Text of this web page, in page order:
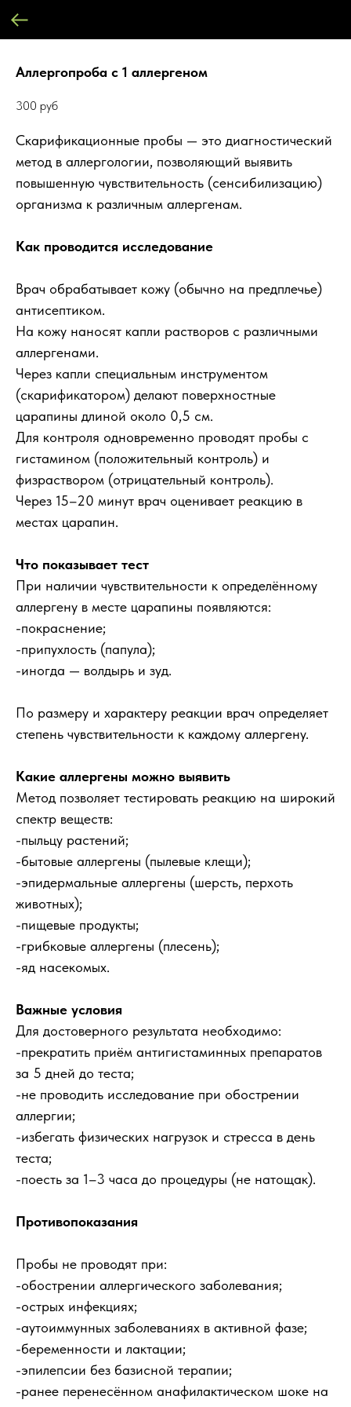
Аллергопроба с 1 аллергеном
300 руб
Скарификационные пробы — это диагностический
метод в аллергологии, позволяющий выявить
повышенную чувствительность (сенсибилизацию)
организма к различным аллергенам.
Как проводится исследование
Врач обрабатывает кожу (обычно на предплечье)
антисептиком.
На кожу наносят капли растворов с различными
аллергенами.
Через капли специальным инструментом
(скарификатором) делают поверхностные
царапины длиной около 0,5 см.
Для контроля одновременно проводят пробы с
гистамином (положительный контроль) и
физраствором (отрицательный контроль).
Через 15–20 минут врач оценивает реакцию в
местах царапин.
Что показывает тест
При наличии чувствительности к определённому
аллергену в месте царапины появляются:
-покраснение;
-припухлость (папула);
-иногда — волдырь и зуд.
По размеру и характеру реакции врач определяет
степень чувствительности к каждому аллергену.
Какие аллергены можно выявить
Метод позволяет тестировать реакцию на широкий
спектр веществ:
-пыльцу растений;
-бытовые аллергены (пылевые клещи);
-эпидермальные аллергены (шерсть, перхоть
животных);
-пищевые продукты;
-грибковые аллергены (плесень);
-яд насекомых.
Важные условия
Для достоверного результата необходимо:
-прекратить приём антигистаминных препаратов
за 5 дней до теста;
-не проводить исследование при обострении
аллергии;
-избегать физических нагрузок и стресса в день
теста;
-поесть за 1–3 часа до процедуры (не натощак).
Противопоказания
Пробы не проводят при:
-обострении аллергического заболевания;
-острых инфекциях;
-аутоиммунных заболеваниях в активной фазе;
-беременности и лактации;
-эпилепсии без базисной терапии;
-ранее перенесённом анафилактическом шоке на